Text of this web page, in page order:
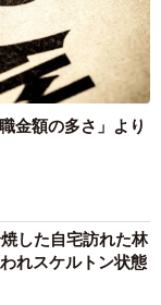
金額の多さ」より
した自宅訪れた林
れスケルトン状態